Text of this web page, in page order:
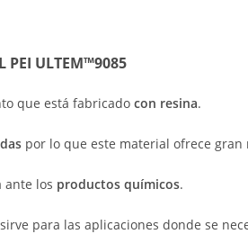
PEI ULTEM™9085
que está fabricado con resina.
por lo que este material ofrece
ante los productos químicos.
para las aplicaciones donde se